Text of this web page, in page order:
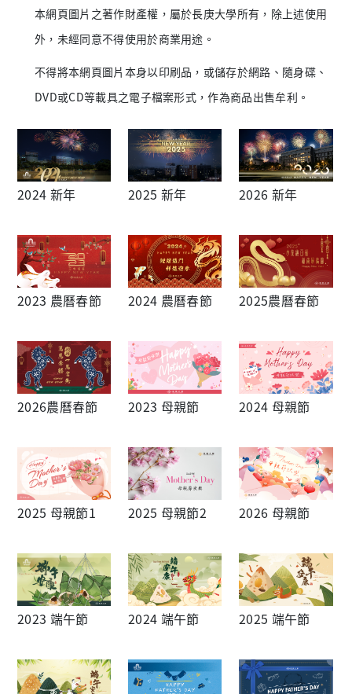
本網頁圖片之著作財產權，屬於長庚大學所有，除上述使用
外，未經同意不得使用於商業用途。
不得將本網頁圖片本身以印刷品，或儲存於網路、隨身碟、
DVD或CD等載具之電子檔案形式，作為商品出售牟利。
2024 新年 2025 新年 2026 新年
2023 農曆春節 2024 農曆春節 2025農曆春節
2026農曆春節 2023 母親節 2024 母親節
2025 母親節1 2025 母親節2 2026 母親節
2023 端午節 2024 端午節 2025 端午節